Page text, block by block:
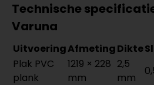
Technische
Varuna
UitvoeringAfmetingDikte
Plak PVC
plank
1219 × 228
mm
2,5
mm